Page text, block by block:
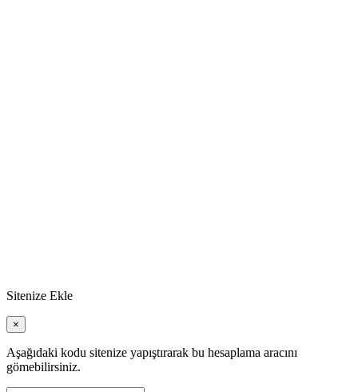
Sitenize Ekle
×
Aşağıdaki kodu sitenize yapıştırarak bu hesaplama aracını
gömebilirsiniz.